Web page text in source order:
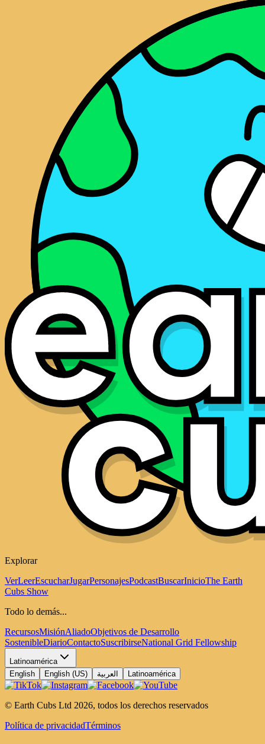
Explorar
VerLeerEscucharJugarPersonajesPodcastBuscarInicioThe Earth
Cubs Show
Todo lo demás...
RecursosMisiónAliadoObjetivos de Desarrollo
SostenibleDiarioContactoSuscribirseNational Grid Fellowship
Latinoamérica
English
English (US) العربية Latinoamérica
© Earth Cubs Ltd 2026, todos los derechos reservados
Política de privacidadTérminos